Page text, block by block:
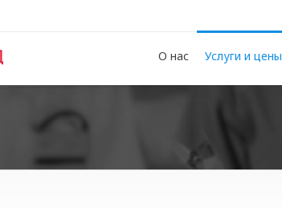
О нас Услуги и цены